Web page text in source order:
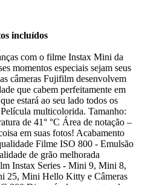
incluídos
com o filme Instax Mini da
momentos especiais sejam seus
câmeras Fujifilm desenvolvem
que cabem perfeitamente em
estará ao seu lado todos os
multicolorida. Tamanho:
de 41° °C Área de notação –
em suas fotos! Acabamento
Filme ISO 800 - Emulsão
de grão melhorada
Instax Series - Mini 9, Mini 8,
25, Mini Hello Kitty e Câmeras